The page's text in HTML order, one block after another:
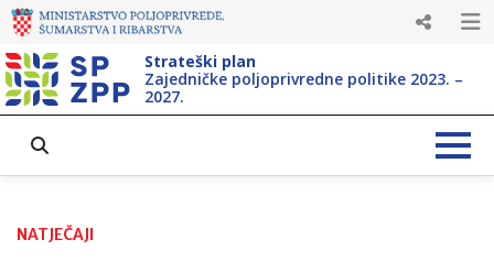
Strateški plan
Zajedničke poljoprivredne politike 2023. –
2027.
NATJEČAJI